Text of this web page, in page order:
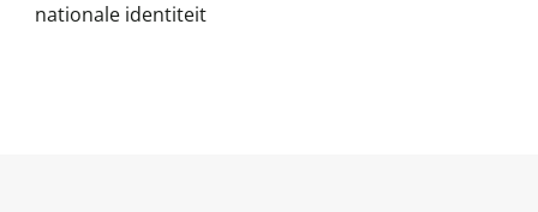
nationale identiteit